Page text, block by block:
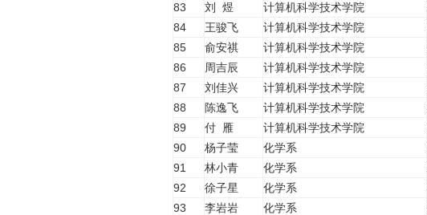
83
刘 煜 计算机科学技术学院
84
王骏飞 计算机科学技术学院
85
俞安祺 计算机科学技术学院
86
周吉辰 计算机科学技术学院
87
刘佳兴 计算机科学技术学院
88
陈逸飞 计算机科学技术学院
89
付 雁 计算机科学技术学院
90
杨子莹 化学系
91
林小青 化学系
92
徐子星 化学系
93
李岩岩 化学系